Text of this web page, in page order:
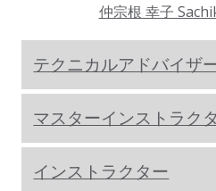
仲宗根 幸子
テクニカルアドバイザ
マスターインストラク
インストラクター